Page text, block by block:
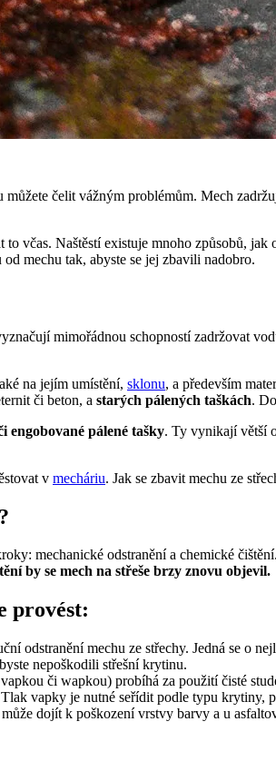
čelit vážným problémům. Mech
to včas. Naštěstí existuje mnoho způsobů,
mechu tak, abyste se jej zbavili nadobro.
mimořádnou schopností zadržovat
na jejím umístění, sklonu, a především
či beton, a starých pálených taškách.
engobované pálené tašky. Ty vynikají větší
v mecháriu. Jak se zbavit mechu ze
mechanické odstranění a chemické čištění.
by se mech na střeše brzy znovu objevil.
provést:
odstranění mechu ze střechy. Jedná se o
nepoškodili střešní krytinu.
či wapkou) probíhá za použití čisté
vapky je nutné seřídit podle typu
dojít k poškození vrstvy barvy a u